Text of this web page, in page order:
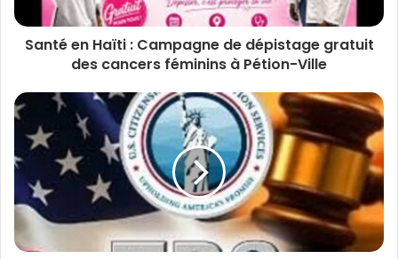
Santé en Haïti : Campagne de dépistage gratuit
des cancers féminins à Pétion-Ville